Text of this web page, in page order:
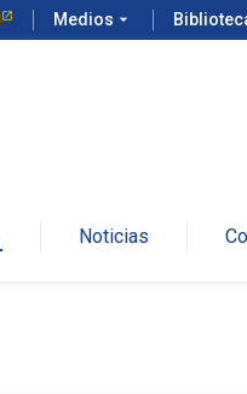
Medios arrow_drop_down
Noticias